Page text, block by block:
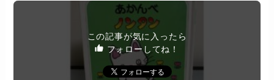
この記事が気に入ったら
フォローしてね！